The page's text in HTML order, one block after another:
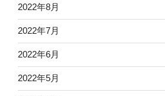
2022年8月
2022年7月
2022年6月
2022年5月